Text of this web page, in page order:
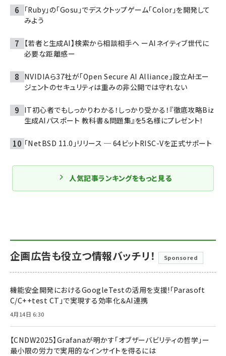
「Ruby」の「Gosu」でデスクトップゲーム「Color」を開発して
みよう
【若者と生成AI】検索から相談相手へ ーAIネイティブ世代に
必要な距離感ー
NVIDIAら37社が「Open Secure AI Alliance」設立――AIエー
ジェントのセキュリティは重みの非公開では守れない
IT初心者でもしっかりわかる！しっかり受かる！『徹底攻略Biz
生成AIパスポート 教科書＆問題集』を5名様にプレゼント！
「NetBSD 11.0」リリース ─ 64ビットRISC-Vを正式サポート
人気記事ランキングをもっと見る
企画広告も役立つ情報バッチリ！ Sponsored
機能安全開発におけるGoogleTestの活用を支援!「Parasoft
C/C++test CT」で実現する効率化＆AI連携
4月14日 6:30
【CNDW2025】Grafanaが明かす「オブザーバビリティの哲学」ー
最小限の労力で実用的なインサイトを得るには